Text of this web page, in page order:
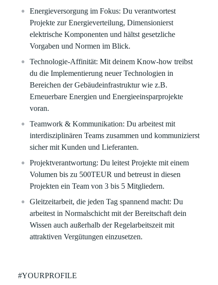
Energieversorgung im Fokus: Du verantwortest
Projekte zur Energieverteilung, Dimensionierst
elektrische Komponenten und hältst gesetzliche
Vorgaben und Normen im Blick.
Technologie-Affinität: Mit deinem Know-how treibst
du die Implementierung neuer Technologien in
Bereichen der Gebäudeinfrastruktur wie z.B.
Erneuerbare Energien und Energieeinsparprojekte
voran.
Teamwork & Kommunikation: Du arbeitest mit
interdisziplinären Teams zusammen und kommunizierst
sicher mit Kunden und Lieferanten.
Projektverantwortung: Du leitest Projekte mit einem
Volumen bis zu 500TEUR und betreust in diesen
Projekten ein Team von 3 bis 5 Mitgliedern.
Gleitzeitarbeit, die jeden Tag spannend macht: Du
arbeitest in Normalschicht mit der Bereitschaft dein
Wissen auch außerhalb der Regelarbeitszeit mit
attraktiven Vergütungen einzusetzen.
#YOURPROFILE